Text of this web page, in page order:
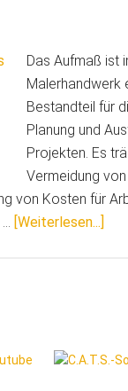
Das Aufmaß ist
Malerhandwerk
Bestandteil für
Planung und
Projekten. Es
Vermeidung
von Kosten für
[Weiterlesen...]